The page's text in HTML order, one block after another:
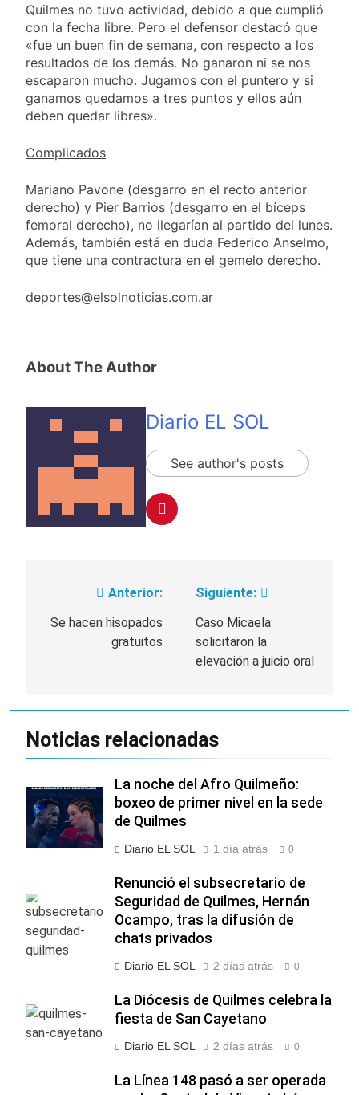
Quilmes no tuvo actividad, debido a que cumplió
con la fecha libre. Pero el defensor destacó que
«fue un buen fin de semana, con respecto a los
resultados de los demás. No ganaron ni se nos
escaparon mucho. Jugamos con el puntero y si
ganamos quedamos a tres puntos y ellos aún
deben quedar libres».
Complicados
Mariano Pavone (desgarro en el recto anterior
derecho) y Pier Barrios (desgarro en el bíceps
femoral derecho), no llegarían al partido del lunes.
Además, también está en duda Federico Anselmo,
que tiene una contractura en el gemelo derecho.
deportes@elsolnoticias.com.ar
About The Author
Diario EL SOL
See author's posts
Navegación
de
entradas
Anterior:
Se hacen hisopados
gratuitos
Siguiente:
Caso Micaela:
solicitaron la
elevación a juicio oral
Noticias relacionadas
La noche del Afro Quilmeño:
boxeo de primer nivel en la sede
de Quilmes
Diario EL SOL 1 día atrás 0
Renunció el subsecretario de
Seguridad de Quilmes, Hernán
Ocampo, tras la difusión de
chats privados
Diario EL SOL 2 días atrás 0
La Diócesis de Quilmes celebra la
fiesta de San Cayetano
Diario EL SOL 2 días atrás 0
La Línea 148 pasó a ser operada